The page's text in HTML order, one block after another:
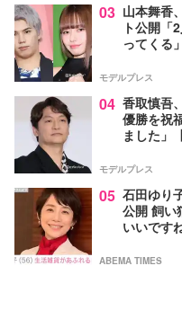
03 山本舞香
ト公開「
ってくる
モデルプレス
04 香取慎吾
優勝を祝
ました」
モデルプレス
05 石田ゆり
公開 飼い
いいです
ABEMA TIMES